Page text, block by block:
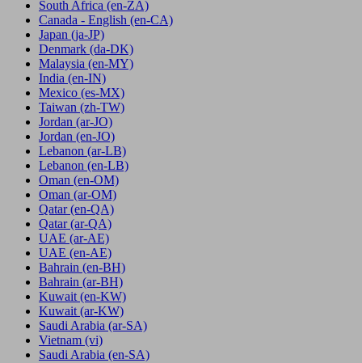
South Africa (en-ZA)
Canada - English (en-CA)
Japan (ja-JP)
Denmark (da-DK)
Malaysia (en-MY)
India (en-IN)
Mexico (es-MX)
Taiwan (zh-TW)
Jordan (ar-JO)
Jordan (en-JO)
Lebanon (ar-LB)
Lebanon (en-LB)
Oman (en-OM)
Oman (ar-OM)
Qatar (en-QA)
Qatar (ar-QA)
UAE (ar-AE)
UAE (en-AE)
Bahrain (en-BH)
Bahrain (ar-BH)
Kuwait (en-KW)
Kuwait (ar-KW)
Saudi Arabia (ar-SA)
Vietnam (vi)
Saudi Arabia (en-SA)